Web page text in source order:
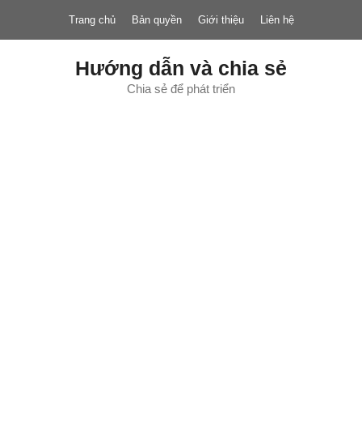
nội
Trang chủ Bản quyền Giới thiệu Liên hệ
Hướng dẫn và chia sẻ
Chia sẻ để phát triển